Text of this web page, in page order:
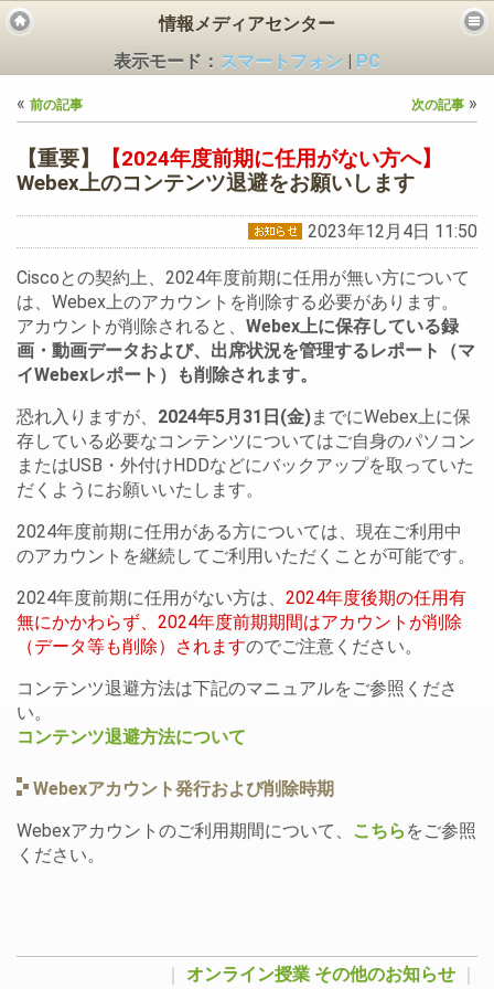
情報メディアセンター
表示モード： スマートフォン
PC
« 前の記事 次の記事 »
【重要】
【2024年度前期に任用がない方へ】
Webex上のコンテンツ退避をお願いします
2023年12月4日 11:50
Ciscoとの契約上、2024年度前期に任用が無い方について
は、Webex上のアカウントを削除する必要があります。
アカウントが削除されると、 Webex上に保存している録
画・動画データおよび、出席状況を管理するレポート（マ
イWebexレポート）も削除されます。
恐れ入りますが、 2024年5月31日(金)までにWebex上に保
存している必要なコンテンツについてはご自身のパソコン
またはUSB・外付けHDDなどにバックアップを取っていた
だくようにお願いいたします。
2024年度前期に任用がある方については、現在ご利用中
のアカウントを継続してご利用いただくことが可能です。
2024年度前期に任用がない方は、 2024年度後期の任用有
無にかかわらず、2024年度前期期間はアカウントが削除
（データ等も削除）されますのでご注意ください。
コンテンツ退避方法は下記のマニュアルをご参照くださ
い。
コンテンツ退避方法について
Webexアカウント発行および削除時期
Webexアカウントのご利用期間について、
こちら をご参照
ください。
オンライン授業 その他のお知らせ